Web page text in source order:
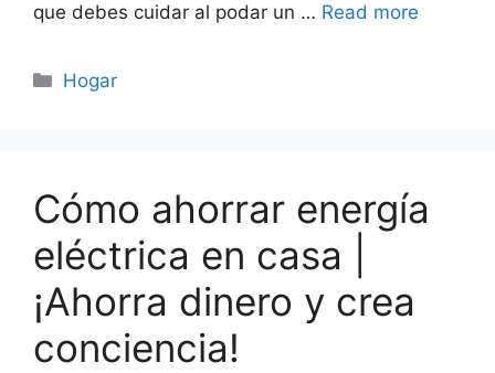
que debes cuidar al podar un … Read more
Categorías
Hogar
Cómo ahorrar energía
eléctrica en casa |
¡Ahorra dinero y crea
conciencia!